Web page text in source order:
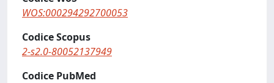
WOS:000294292700053
Codice Scopus
2-s2.0-80052137949
Codice PubMed